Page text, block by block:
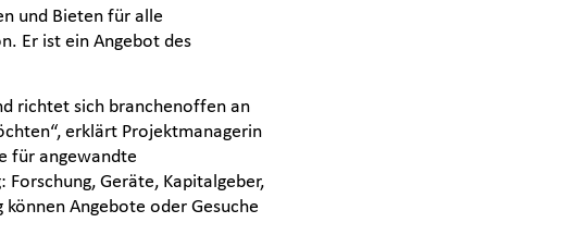
und Bieten für alle
Er ist ein Angebot des
richtet sich branchenoffen an
erklärt Projektmanagerin
für angewandte
Geräte, Kapitalgeber,
Angebote oder Gesuche